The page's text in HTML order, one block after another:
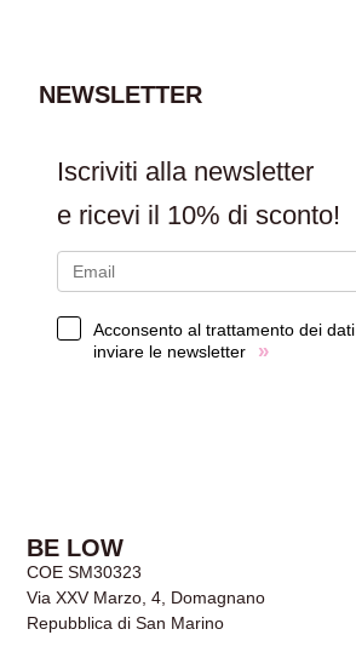
NEWSLETTER
Iscriviti alla newsletter
e ricevi il 10% di sconto!
Acconsento al trattamento dei
inviare le newsletter
»
BE LOW
COE SM30323
Via XXV Marzo, 4, Domagnano
Repubblica di San Marino